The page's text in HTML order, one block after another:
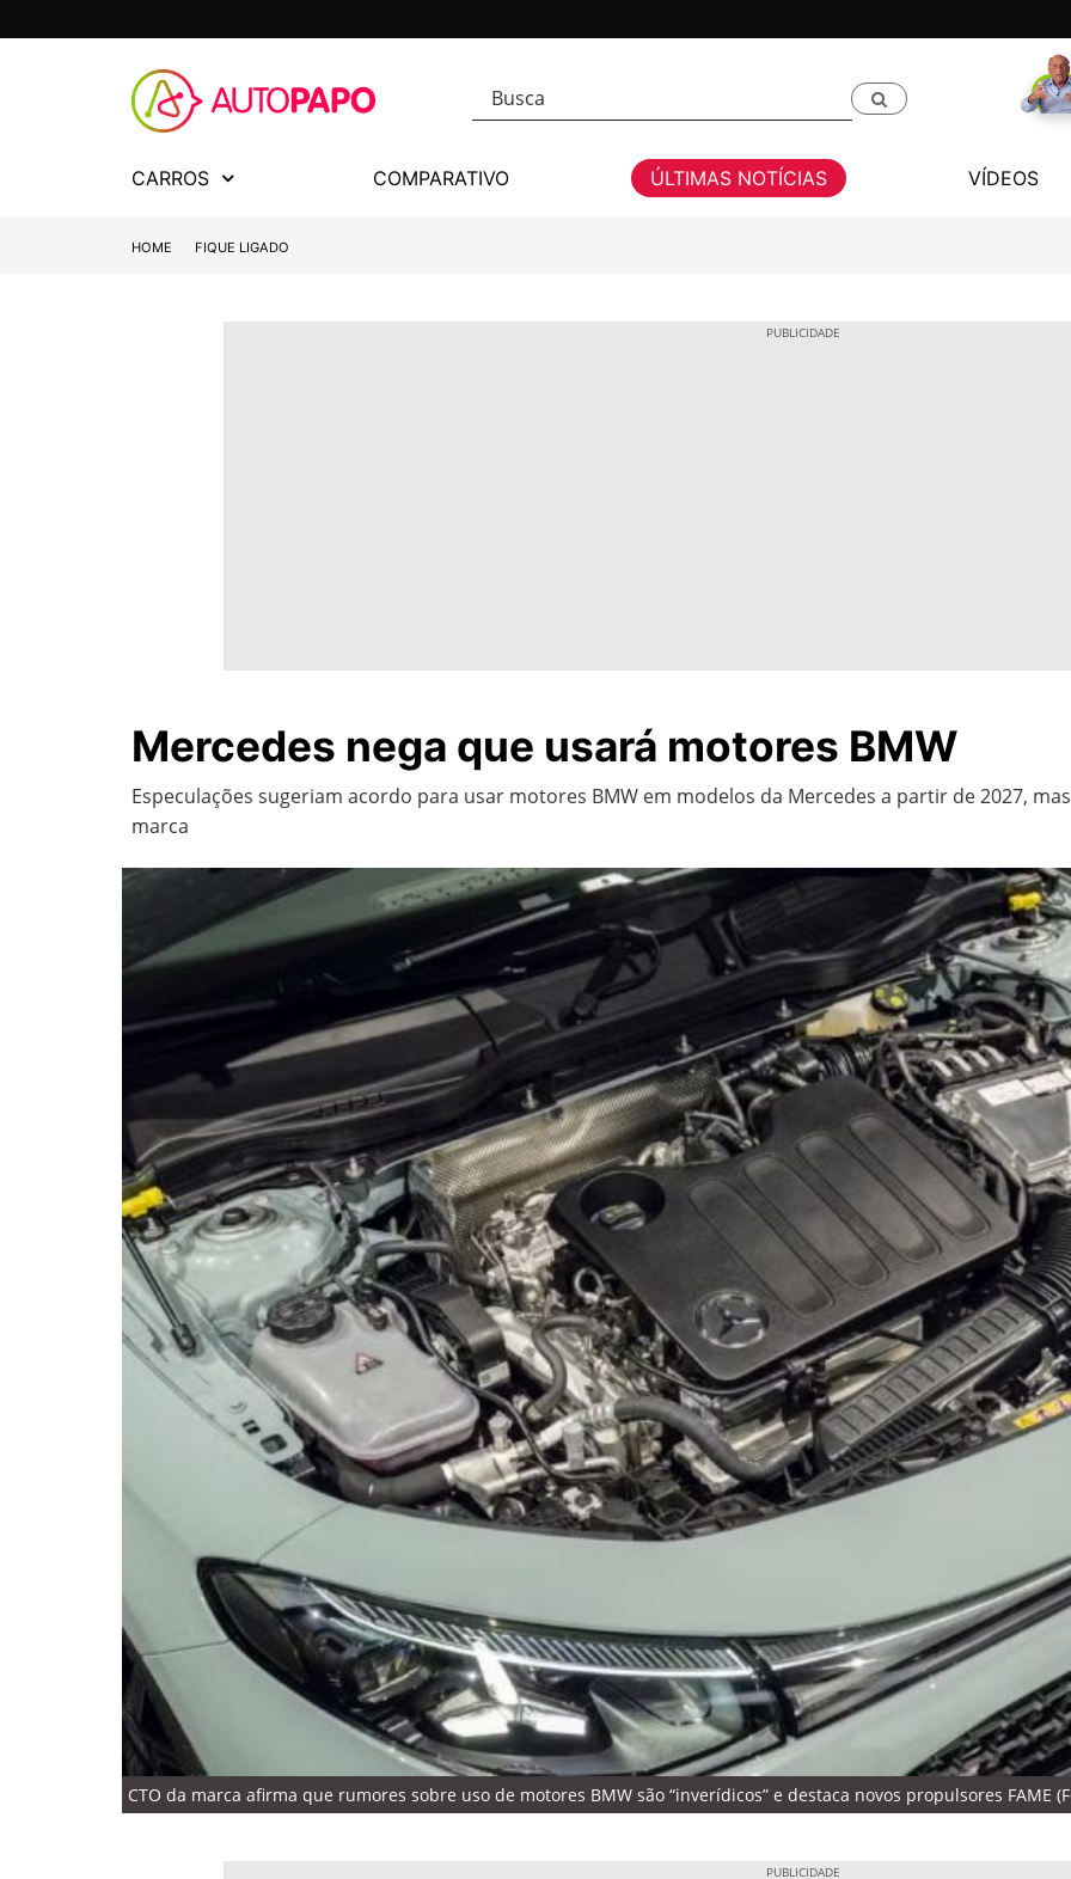
CARROS COMPARATIVO ÚLTIMAS NOTÍCIAS VÍDEOS
HOME FIQUE LIGADO
Mercedes nega que usará motores BMW
Especulações sugeriam acordo para usar motores BMW em modelos da Mercedes a partir de 2027,
marca
CTO da marca afirma que rumores sobre uso de motores BMW são “inverídicos” e destaca novos propulsores FAME